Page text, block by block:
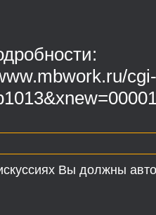
Вы должны